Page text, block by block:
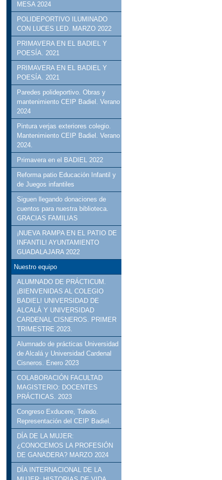
MESA 2024
POLIDEPORTIVO ILUMINADO
CON LUCES LED. MARZO 2022
PRIMAVERA EN EL BADIEL Y
POESÍA. 2021
PRIMAVERA EN EL BADIEL Y
POESÍA. 2021
Paredes polideportivo. Obras y
mantenimiento CEIP Badiel. Verano
2024
Pintura verjas exteriores colegio.
Mantenimiento CEIP Badiel. Verano
2024.
Primavera en el BADIEL 2022
Reforma patio Educación Infantil y
de Juegos infantiles
Siguen llegando donaciones de
cuentos para nuestra biblioteca.
GRACIAS FAMILIAS
¡NUEVA RAMPA EN EL PATIO DE
INFANTIL! AYUNTAMIENTO
GUADALAJARA 2022
Nuestro equipo
ALUMNADO DE PRÁCTICUM.
¡BIENVENIDAS AL COLEGIO
BADIEL! UNIVERSIDAD DE
ALCALÁ Y UNIVERSIDAD
CARDENAL CISNEROS. PRIMER
TRIMESTRE 2023.
Alumnado de prácticas Universidad
de Alcalá y Universidad Cardenal
Cisneros. Enero 2023
COLABORACIÓN FACULTAD
MAGISTERIO: DOCENTES
PRÁCTICAS. 2023
Congreso Exducere, Toledo.
Representación del CEIP Badiel.
DÍA DE LA MUJER:
¿CONOCEMOS LA PROFESIÓN
DE GANADERA? MARZO 2024
DÍA INTERNACIONAL DE LA